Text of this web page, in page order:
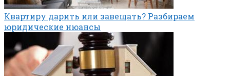
Квартиру дарить или завещать? Разбираем
юридические нюансы